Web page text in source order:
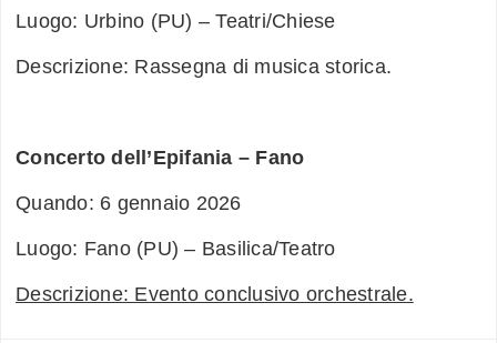
Luogo: Urbino (PU) – Teatri/Chiese
Descrizione: Rassegna di musica storica.
Concerto dell’Epifania – Fano
Quando: 6 gennaio 2026
Luogo: Fano (PU) – Basilica/Teatro
Descrizione: Evento conclusivo orchestrale.